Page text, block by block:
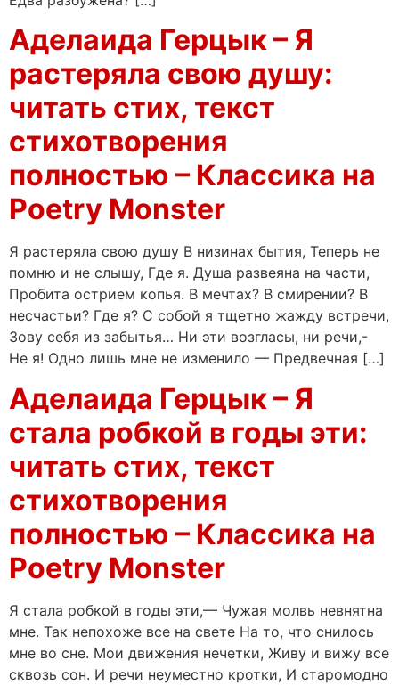
Аделаида Герцык – Я
растеряла свою душу:
читать стих, текст
стихотворения
полностью – Классика на
Poetry Monster
Я растеряла свою душу В низинах бытия, Теперь не
помню и не слышу, Где я. Душа развеяна на части,
Пробита острием копья. В мечтах? В смирении? В
несчастьи? Где я? С собой я тщетно жажду встречи,
Зову себя из забытья… Ни эти возгласы, ни речи,-
Не я! Одно лишь мне не изменило — Предвечная […]
Аделаида Герцык – Я
стала робкой в годы эти:
читать стих, текст
стихотворения
полностью – Классика на
Poetry Monster
Я стала робкой в годы эти,— Чужая молвь невнятна
мне. Так непохоже все на свете На то, что снилось
мне во сне. Мои движения нечетки, Живу и вижу все
сквозь сон. И речи неуместно кротки, И старомодно